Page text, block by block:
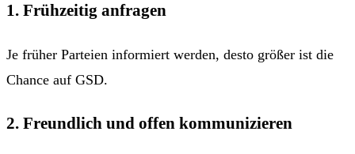
1. Frühzeitig anfragen
Je früher Parteien informiert werden, desto größer ist die
Chance auf GSD.
2. Freundlich und offen kommunizieren